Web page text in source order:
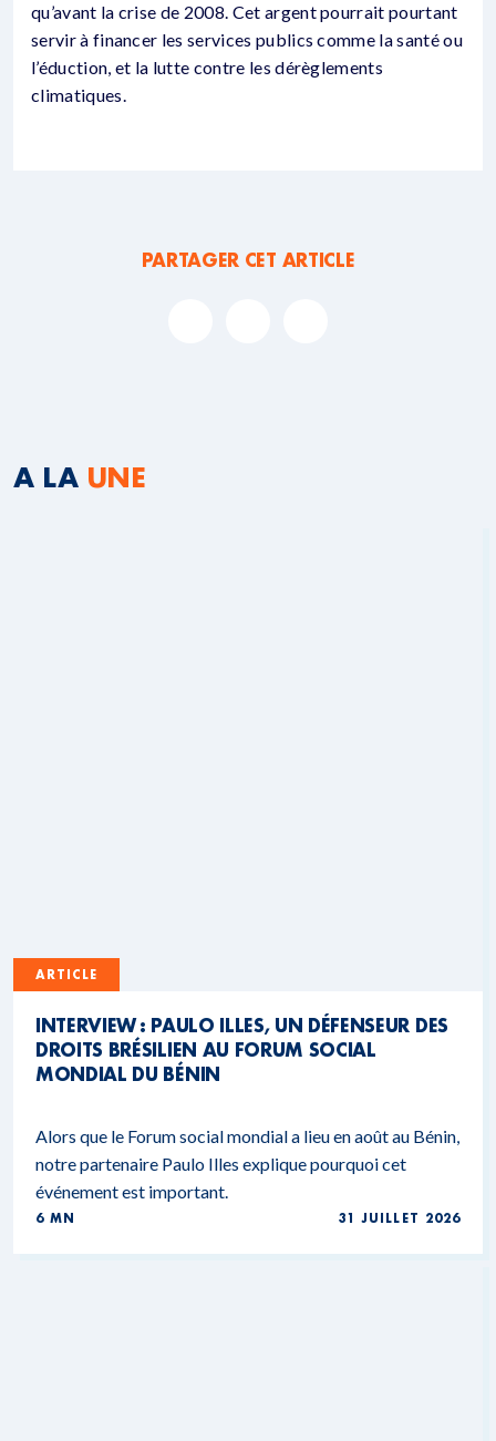
qu’avant la crise de 2008. Cet argent pourrait pourtant
servir à financer les services publics comme la santé ou
l’éduction, et la lutte contre les dérèglements
climatiques.
PARTAGER CET ARTICLE
A LA UNE
ARTICLE
INTERVIEW : PAULO ILLES, UN DÉFENSEUR DES
DROITS BRÉSILIEN AU FORUM SOCIAL
MONDIAL DU BÉNIN
Alors que le Forum social mondial a lieu en août au Bénin,
notre partenaire Paulo Illes explique pourquoi cet
événement est important.
6 MN 31 JUILLET 2026